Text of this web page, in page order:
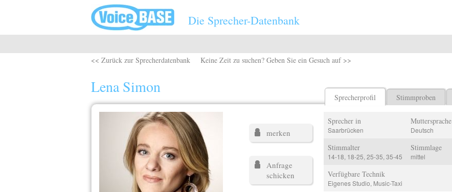
Die Sprecher-Datenbank
<< Zurück zur Sprecherdatenbank Keine Zeit zu suchen? Geben Sie ein Gesuch auf >>
Lena Simon
Sprecherprofil Stimmproben
merken
Anfrage
schicken
Sprecher in
Saarbrücken
Muttersprache
Deutsch
Stimmalter
14-18, 18-25, 25-35, 35-45
Stimmlage
mittel
Verfügbare Technik
Eigenes Studio, Music-Taxi